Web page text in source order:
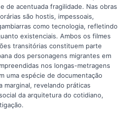
de acentuada fragilidade. Nas obras
são hostis, impessoais,
como tecnologia, refletindo
existenciais. Ambos os filmes
transitórias constituem parte
dos personagens migrantes em
nos longas-metragens
uma espécie de documentação
marginal, revelando práticas
da arquitetura do cotidiano,